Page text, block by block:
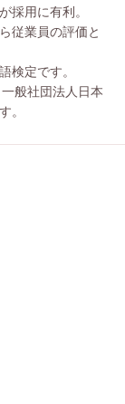
採用に有利。
従業員の評価と
検定です。
般社団法人日本
。